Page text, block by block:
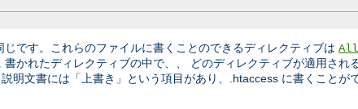
じです。これらのファイルに書くことのできるディレクティブは
書かれたディレクティブの中で、、 どのディレクティブが適用され
明文書には「上書き」という項目があり、.htaccess に書くことが